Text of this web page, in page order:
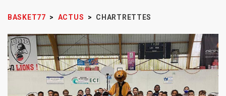
BASKET77 > ACTUS > CHARTRETTES